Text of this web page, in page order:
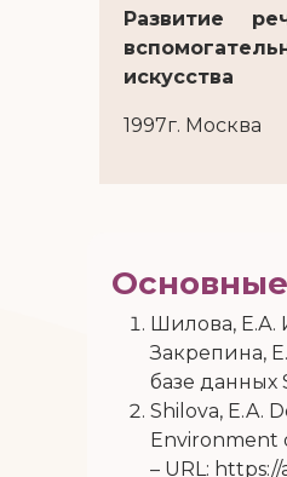
Развитие
искусства
1997г. Москва
Шилова, Е.А.
Закрепина,
базе данных
Shilova, E.A.
Environment
– URL: